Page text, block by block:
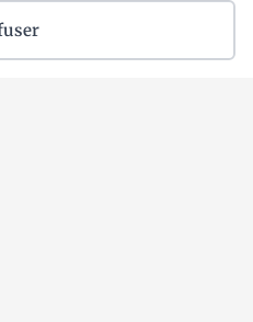
site qui engagent l'Agence
et les articles produits par
sur ce site sans